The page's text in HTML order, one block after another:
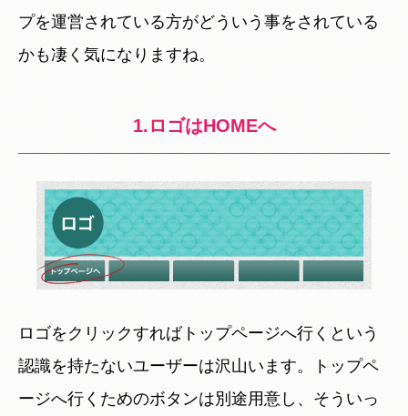
プを運営されている方がどういう事をされている
かも凄く気になりますね。
1.ロゴはHOMEへ
ロゴをクリックすればトップページへ行くという
認識を持たないユーザーは沢山います。トップペ
ージへ行くためのボタンは別途用意し、そういっ